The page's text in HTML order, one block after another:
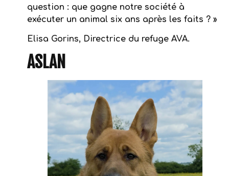
question : que gagne notre société à
exécuter un animal six ans après les faits ? »
Elisa Gorins, Directrice du refuge AVA.
ASLAN